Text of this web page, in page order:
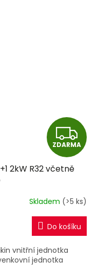
Z
D
R
M
A
ZDARMA
2kW R32 včetně
Skladem (>5 ks)
Do košíku
vnitřní jednotka
jednotka